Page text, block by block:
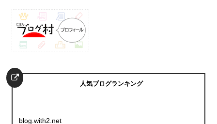
人気ブログランキング
blog.with2.net